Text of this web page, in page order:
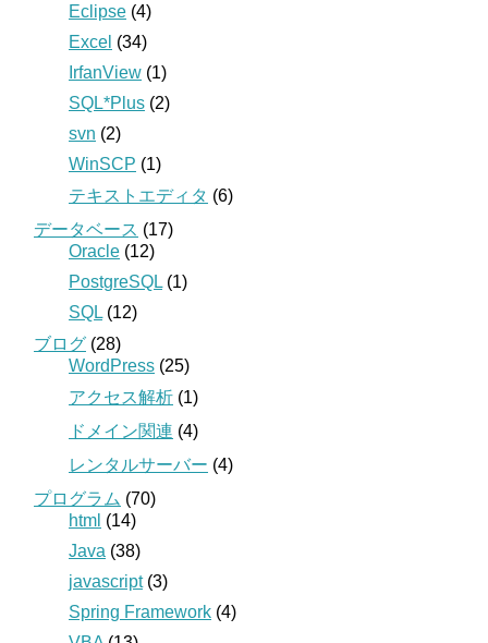
Eclipse (4)
Excel (34)
IrfanView (1)
SQL*Plus (2)
svn (2)
WinSCP (1)
テキストエディタ (6)
データベース (17)
Oracle (12)
PostgreSQL (1)
SQL (12)
ブログ (28)
WordPress (25)
アクセス解析 (1)
ドメイン関連 (4)
レンタルサーバー (4)
プログラム (70)
html (14)
Java (38)
javascript(3)
Spring Framework (4)